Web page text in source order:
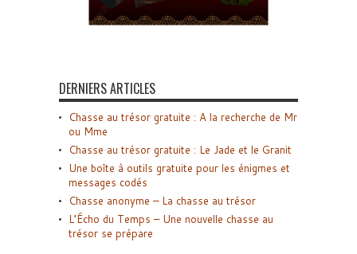
DERNIERS ARTICLES
Chasse au trésor gratuite : A la recherche de Mr
ou Mme
Chasse au trésor gratuite : Le Jade et le Granit
Une boîte à outils gratuite pour les énigmes et
messages codés
Chasse anonyme – La chasse au trésor
L’Écho du Temps – Une nouvelle chasse au
trésor se prépare